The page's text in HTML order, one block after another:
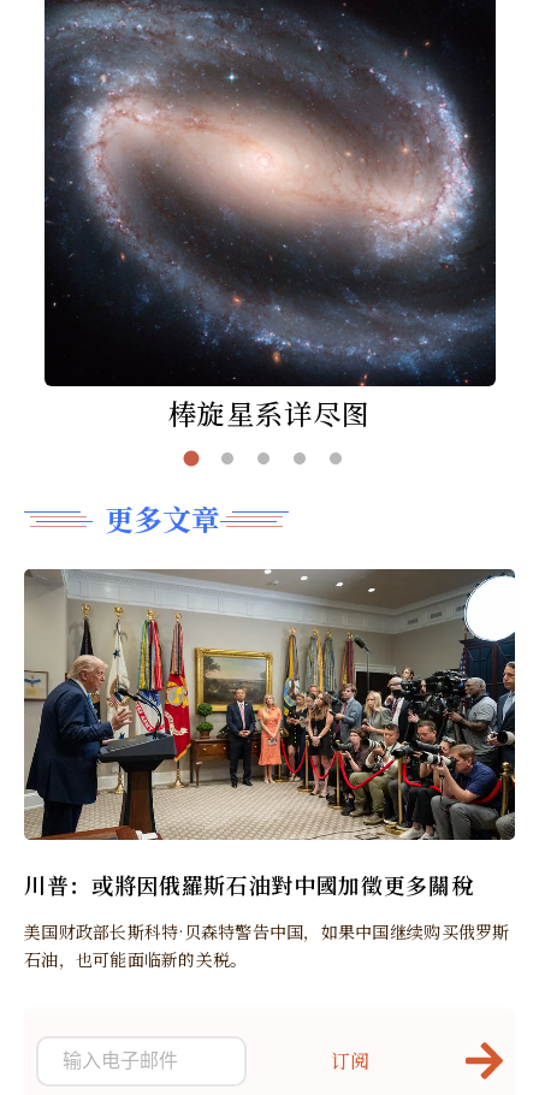
棒旋星系详尽图
更多文章
川普：或將因俄羅斯石油對中國加徵更多關稅
美国财政部长斯科特·贝森特警告中国，如果中国继续购买俄罗斯
石油，也可能面临新的关税。
订阅